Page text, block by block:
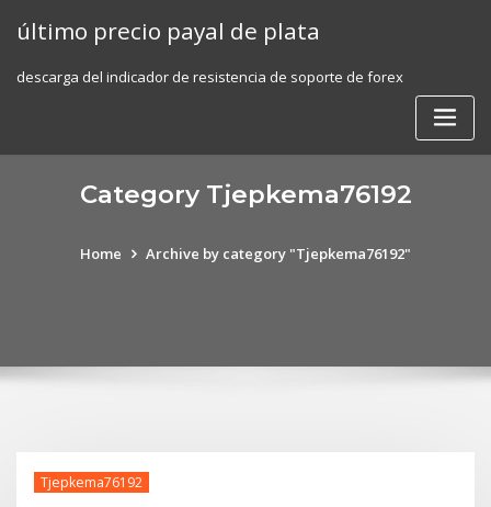
último precio payal de plata
descarga del indicador de resistencia de soporte de forex
Category Tjepkema76192
Home Archive by category "Tjepkema76192"
Tjepkema76192